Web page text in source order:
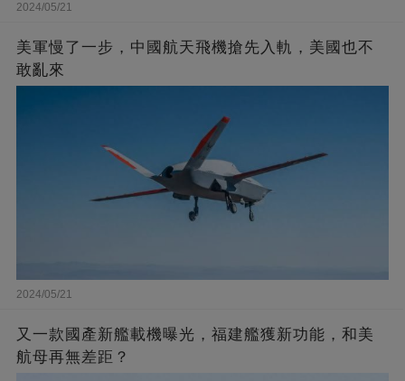
2024/05/21
美軍慢了一步，中國航天飛機搶先入軌，美國也不
敢亂來
2024/05/21
又一款國產新艦載機曝光，福建艦獲新功能，和美
航母再無差距？